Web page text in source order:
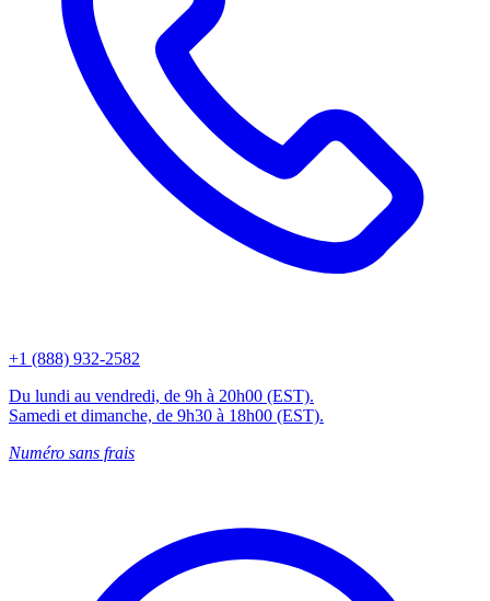
+1 (888) 932-2582
Du lundi au vendredi, de 9h à 20h00 (EST).
Samedi et dimanche, de 9h30 à 18h00 (EST).
Numéro sans frais